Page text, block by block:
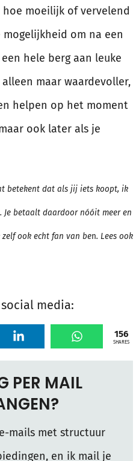
moeilijk of vervelend
om na een
hele berg aan leuke
maar waardevoller,
helpen op het moment
ook later als je
betekent dat als jij iets koopt, ik
betaalt daardoor nóóit meer en
ook echt fan van ben. Lees ook
media:
156
SHARES
PER MAIL
mails met structuur
en ik mail je